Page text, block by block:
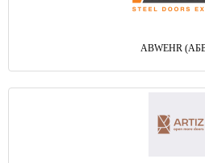
ABWEHR